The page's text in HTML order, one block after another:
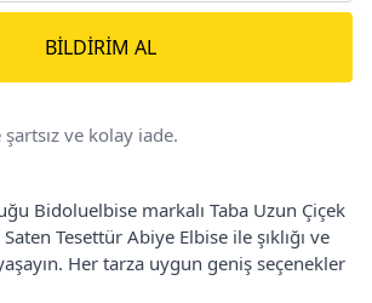
BILDIRIM AL
ve kolay iade.
Bidoluelbise markalı Taba Uzun Çiçek
Tesettür Abiye Elbise ile şıklığı ve
Her tarza uygun geniş seçenekler